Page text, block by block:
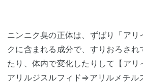
ニンニク臭の正体は、ずばり「アリ
クに含まれる成分で、すりおろされ
たり、体内で変化したりして【ア
アリルジスルフィド⇒アリルメチル